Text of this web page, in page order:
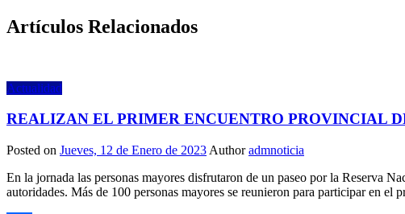
Artículos Relacionados
Actualidad
REALIZAN EL PRIMER ENCUENTRO PROVINCIAL
Posted on Jueves, 12 de Enero de 2023 Author admnoticia
En la jornada las personas mayores disfrutaron de un paseo por la Reserva
autoridades. Más de 100 personas mayores se reunieron para participar en